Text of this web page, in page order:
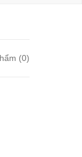
(0)